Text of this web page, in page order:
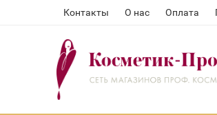
Контакты О нас Оплата